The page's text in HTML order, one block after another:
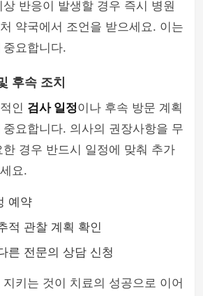
반응이 발생할 경우 즉시 병원
약국에서 조언을 받으세요. 이는
요합니다.
후속 조치
인 검사 일정이나 후속 방문 계획
요합니다. 의사의 권장사항을 무
경우 반드시 일정에 맞춰 추가
요.
예약
적 관찰 계획 확인
른 전문의 상담 신청
키는 것이 치료의 성공으로 이어